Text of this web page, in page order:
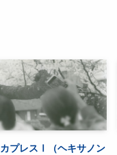
プレスⅠ（ヘキサノン